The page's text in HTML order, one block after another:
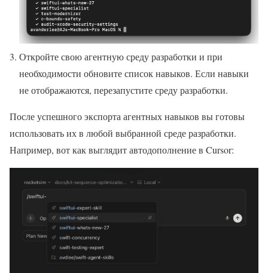
Откройте свою агентную среду разработки и при
необходимости обновите список навыков. Если навыки
не отображаются, перезапустите среду разработки.
После успешного экспорта агентных навыков вы готовы
использовать их в любой выбранной среде разработки.
Например, вот как выглядит автодополнение в Cursor: